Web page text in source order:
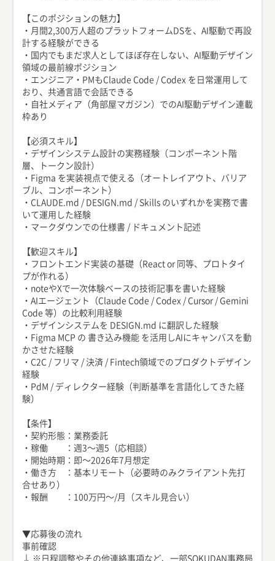
【このポジションの魅力】
・月間2,300万人超のプラットフォームDSを、AI駆動で再設
計する経験ができる
・国内でもまだ求人としてほぼ存在しない、AI駆動デザイン
領域の最前線ポジション
・エンジニア・PMもClaude Code / Codex を日常運用して
おり、共通言語で会話できる
・自社メディア（角部屋マガジン）でのAI駆動デザイン連載
枠あり
【必須スキル】
・デザインシステム設計の実務経験（コンポーネント階
層、トークン設計）
・Figma を実装視点で使える（オートレイアウト、バリア
ブル、コンポーネント）
・CLAUDE.md / DESIGN.md / Skills のいずれかを実務で書
いて運用した経験
・マークダウンでの仕様書 / ドキュメント記述
【歓迎スキル】
・フロントエンド実装の基礎（React or 同等、プロトタイ
プが作れる）
・noteやXで一次体験ベースの技術記事を書いた経験
・AIエージェント（Claude Code / Codex / Cursor / Gemini
Code 等）の比較利用経験
・デザインシステムを DESIGN.md に翻訳した経験
・Figma MCP の 書き込み機能 を活用しAIにキャンバスを動
かさせた経験
・C2C / フリマ / 決済 / Fintech領域でのプロダクトデザイン
経験
・PdM / ディレクター経験（判断基準を言語化してきた経
験）
【条件】
・契約形態：業務委託
・稼働 ：週3〜週5（応相談）
・開始時期：即〜2026年7月想定
・働き方 ：基本リモート（必要時のみクライアント先打
合せあり）
・報酬 ：100万円〜/月（スキル見合い）
▼応募後の流れ
事前確認
↓ ※日程調整やその他連絡事項など、一部SOKUDAN事務局